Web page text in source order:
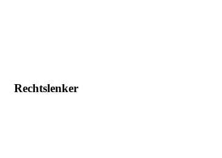
Rechtslenker